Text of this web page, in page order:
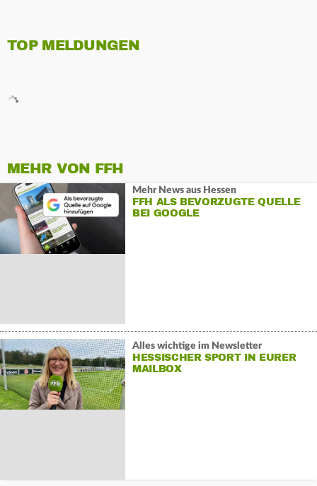
TOP MELDUNGEN
MEHR VON FFH
Mehr News aus Hessen
FFH ALS BEVORZUGTE QUELLE
BEI GOOGLE
Alles wichtige im Newsletter
HESSISCHER SPORT IN EURER
MAILBOX